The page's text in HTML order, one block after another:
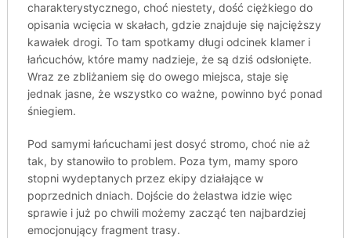
charakterystycznego, choć niestety, dość ciężkiego do
opisania wcięcia w skałach, gdzie znajduje się najcięższy
kawałek drogi. To tam spotkamy długi odcinek klamer i
łańcuchów, które mamy nadzieje, że są dziś odsłonięte.
Wraz ze zbliżaniem się do owego miejsca, staje się
jednak jasne, że wszystko co ważne, powinno być ponad
śniegiem.
Pod samymi łańcuchami jest dosyć stromo, choć nie aż
tak, by stanowiło to problem. Poza tym, mamy sporo
stopni wydeptanych przez ekipy działające w
poprzednich dniach. Dojście do żelastwa idzie więc
sprawie i już po chwili możemy zacząć ten najbardziej
emocjonujący fragment trasy.